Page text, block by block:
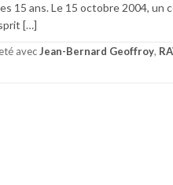
15 ans. Le 15 octobre 2004, un
[…]
avecJean-Bernard Geoffroy,